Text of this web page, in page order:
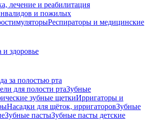
лечение и реабилитация
и пожилых
Респираторы и медицинские
и здоровье
за полостью рта
для полости ртаЗубные
зубные щеткиИрригаторы и
Насадки для щёток, ирригаторовЗубные
Зубные пастыЗубные пасты детские